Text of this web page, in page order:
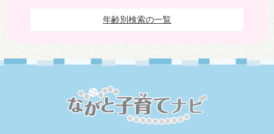
年齢別検索の一覧